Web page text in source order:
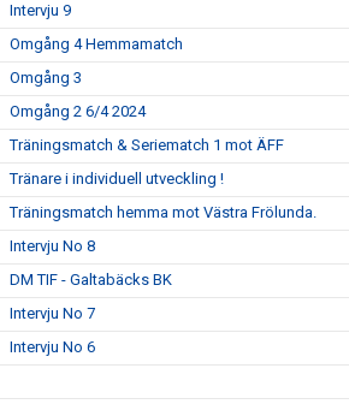
Intervju 9
Omgång 4 Hemmamatch
Omgång 3
Omgång 2 6/4 2024
Träningsmatch & Seriematch 1 mot ÄFF
Tränare i individuell utveckling !
Träningsmatch hemma mot Västra Frölunda.
Intervju No 8
DM TIF - Galtabäcks BK
Intervju No 7
Intervju No 6